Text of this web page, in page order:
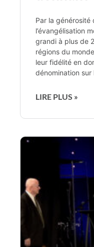
Par la générosité
l’évangélisation
grandi à plus de
régions du
leur fidélité en
dénomination sur
LIRE PLUS »